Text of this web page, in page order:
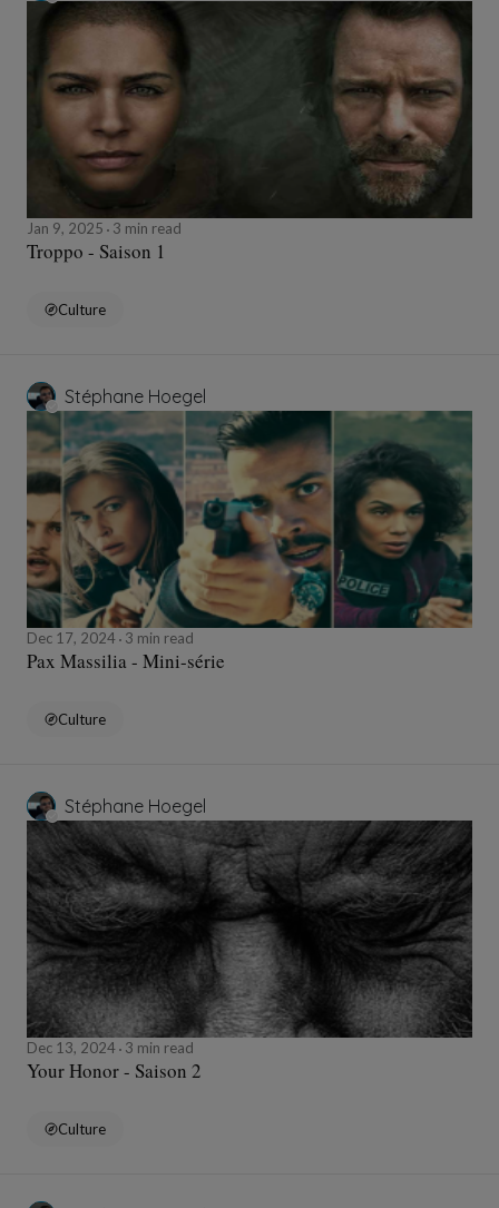
Jan 9, 2025 3 min read
Troppo - Saison 1
Culture
Stéphane Hoegel
Dec 17, 2024 3 min read
Pax Massilia - Mini-série
Culture
Stéphane Hoegel
Dec 13, 2024 3 min read
Your Honor - Saison 2
Culture